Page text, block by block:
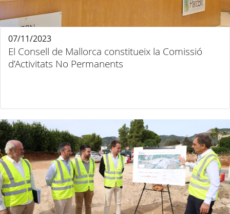
El Consell de Mallorca constitueix la Comissió
d’Activitats No Permanents
07/11/2023